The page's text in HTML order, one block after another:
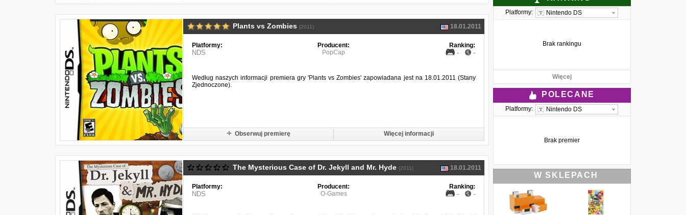
Plants vs Zombies (2011) 18.01.2011
Platformy:
NDS
Producent:
PopCap
Ranking:
- -
Według naszych informacji premiera gry 'Plants vs Zombies' zapowiadana jest na 18.01.2011 (Stany
Zjednoczone).
Obserwuj premierę Więcej informacji
The Mysterious Case of Dr. Jekyll and Mr. Hyde (2011) 18.01.2011
Platformy:
NDS
Producent:
O-Games
Ranking:
- -
Platformy: Nintendo DS
Brak rankingu
Więcej
POLECANE
Platformy: Nintendo DS
Brak premier
W SKLEPACH